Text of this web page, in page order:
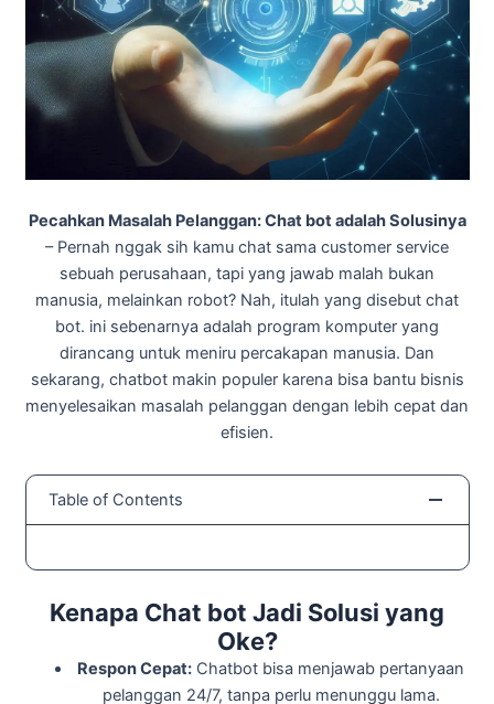
Pecahkan Masalah Pelanggan: Chat bot adalah Solusinya
– Pernah nggak sih kamu chat sama customer service
sebuah perusahaan, tapi yang jawab malah bukan
manusia, melainkan robot? Nah, itulah yang disebut chat
bot. ini sebenarnya adalah program komputer yang
dirancang untuk meniru percakapan manusia. Dan
sekarang, chatbot makin populer karena bisa bantu bisnis
menyelesaikan masalah pelanggan dengan lebih cepat dan
efisien.
Table of Contents
Kenapa Chat bot Jadi Solusi yang
Oke?
Respon Cepat: Chatbot bisa menjawab pertanyaan
pelanggan 24/7, tanpa perlu menunggu lama.